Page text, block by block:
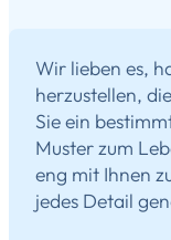
Wir lieben es,
herzustellen,
Sie ein
Muster zum
eng mit Ihnen
jedes Detail